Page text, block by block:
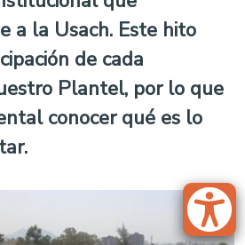
a la Usach. Este hito
de cada
Plantel, por lo que
conocer qué es lo